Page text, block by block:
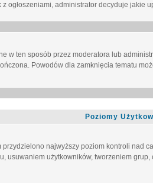
ogłoszeniami, administrator decyduje
w ten sposób przez moderatora lub
Powodów dla zamknięcia tematu
Poziomy
najwyższy poziom kontroli nad
usuwaniem użytkowników, tworzeniem